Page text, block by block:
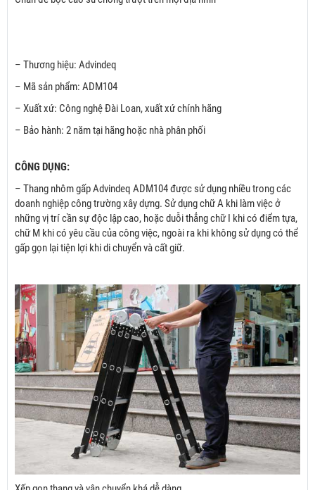
– Thương hiệu: Advindeq
– Mã sản phẩm: ADM104
– Xuất xứ: Công nghệ Đài Loan, xuất xứ chính hãng
– Bảo hành: 2 năm tại hãng hoặc nhà phân phối
CÔNG DỤNG:
– Thang nhôm gấp Advindeq ADM104 được sử dụng nhiều trong các
doanh nghiệp công trường xây dựng. Sử dụng chữ A khi làm việc ở
những vị trí cần sự độc lập cao, hoặc duỗi thẳng chữ I khi có điểm tựa,
chữ M khi có yêu cầu của công việc, ngoài ra khi không sử dụng có thể
gấp gọn lại tiện lợi khi di chuyển và cất giữ.